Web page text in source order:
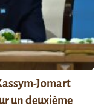
Jomart
un deuxième